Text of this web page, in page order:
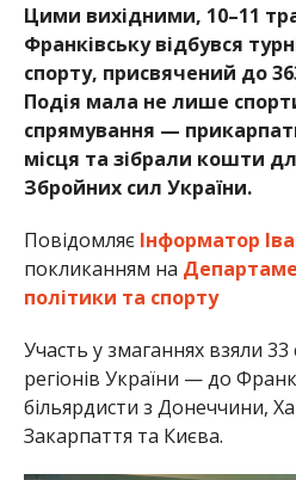
Цими вихідними, 10–11
Франківську відбувся
спорту, присвячений до
Подія мала не лише
спрямування —
місця та зібрали кошти
Збройних сил України.
Повідомляє Інформатор
покликанням на
політики та спорту
Участь у змаганнях взяли
регіонів України — до
більярдисти з Донеччини,
Закарпаття та Києва.